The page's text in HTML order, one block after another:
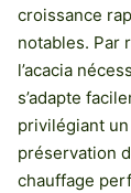
croissance
notables. Par
l’acacia
s’adapte
privilégiant
préservation
chauffage